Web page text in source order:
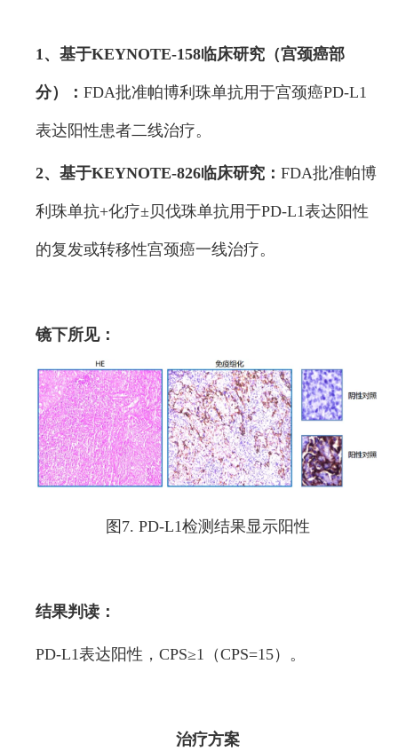
1、基于KEYNOTE-158临床研究（宫颈癌部
分）： FDA批准帕博利珠单抗用于宫颈癌PD-L1
表达阳性患者二线治疗。
2、基于KEYNOTE-826临床研究： FDA批准帕博
利珠单抗+化疗±贝伐珠单抗用于PD-L1表达阳性
的复发或转移性宫颈癌一线治疗。
镜下所见：
图7. PD-L1检测结果显示阳性
结果判读：
PD-L1表达阳性，CPS≥1（CPS=15）。
治疗方案